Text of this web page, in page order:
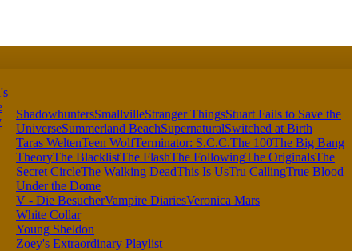
ShadowhuntersSmallvilleStranger ThingsStuart Fails to Save the
UniverseSummerland BeachSupernaturalSwitched at Birth
Taras WeltenTeen WolfTerminator: S.C.C.The 100The Big Bang
TheoryThe BlacklistThe FlashThe FollowingThe OriginalsThe
Secret CircleThe Walking DeadThis Is UsTru CallingTrue Blood
Under the Dome
V - Die BesucherVampire DiariesVeronica Mars
White Collar
Young Sheldon
Zoey's Extraordinary Playlist